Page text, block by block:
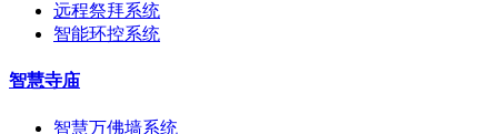
远程祭拜系统
智能环控系统
智慧寺庙
智慧万佛墙系统